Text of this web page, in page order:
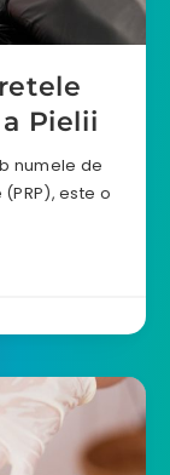
Pielii
numele de
este o